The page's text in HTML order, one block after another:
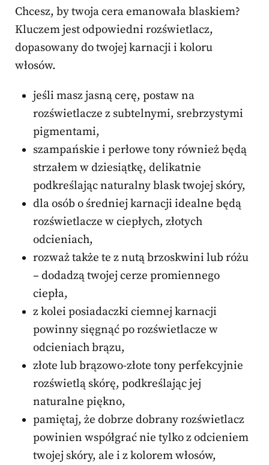
Chcesz, by twoja cera emanowała blaskiem?
Kluczem jest odpowiedni rozświetlacz,
dopasowany do twojej karnacji i koloru
włosów.
jeśli masz jasną cerę, postaw na
rozświetlacze z subtelnymi, srebrzystymi
pigmentami,
szampańskie i perłowe tony również będą
strzałem w dziesiątkę, delikatnie
podkreślając naturalny blask twojej skóry,
dla osób o średniej karnacji idealne będą
rozświetlacze w ciepłych, złotych
odcieniach,
rozważ także te z nutą brzoskwini lub różu
– dodadzą twojej cerze promiennego
ciepła,
z kolei posiadaczki ciemnej karnacji
powinny sięgnąć po rozświetlacze w
odcieniach brązu,
złote lub brązowo-złote tony perfekcyjnie
rozświetlą skórę, podkreślając jej
naturalne piękno,
pamiętaj, że dobrze dobrany rozświetlacz
powinien współgrać nie tylko z odcieniem
twojej skóry, ale i z kolorem włosów,